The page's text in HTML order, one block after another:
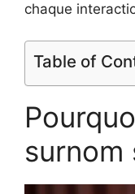
chaque
Table of
surnom